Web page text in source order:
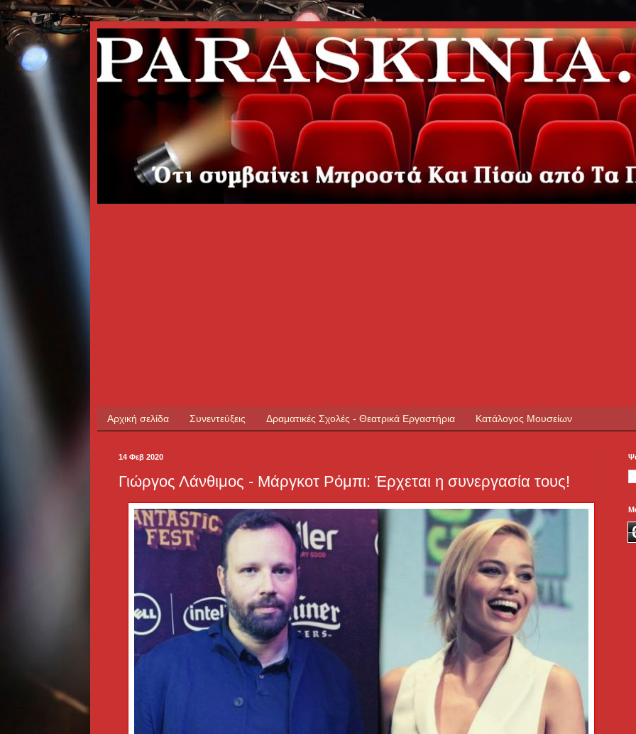
Αρχική σελίδα Συνεντεύξεις Δραματικές Σχολές - Θεατρικά Εργαστήρια Κατάλογος Μουσείων
14 Φεβ 2020
Γιώργος Λάνθιμος - Μάργκοτ Ρόμπι: Έρχεται η συνεργασία τους!